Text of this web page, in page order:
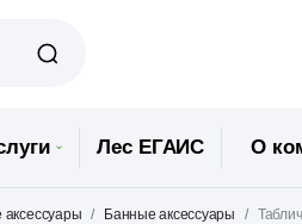
Лес ЕГАИС О
Банные аксессуары